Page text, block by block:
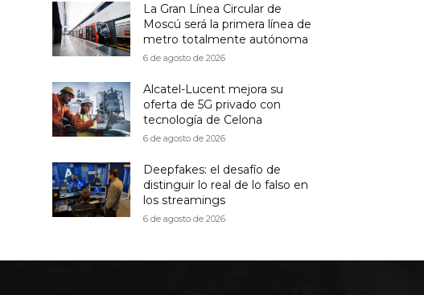
La Gran Línea Circular de
Moscú será la primera línea de
metro totalmente autónoma
6 de agosto de 2026
Alcatel-Lucent mejora su
oferta de 5G privado con
tecnología de Celona
6 de agosto de 2026
Deepfakes: el desafío de
distinguir lo real de lo falso en
los streamings
6 de agosto de 2026